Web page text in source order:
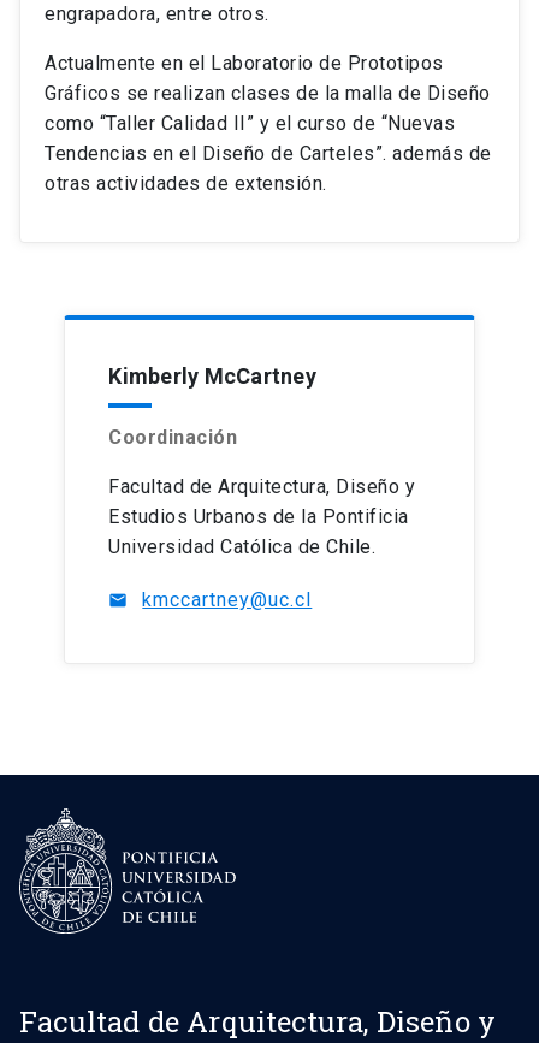
engrapadora, entre otros.
Actualmente en el Laboratorio de Prototipos
Gráficos se realizan clases de la malla de Diseño
como “Taller Calidad II” y el curso de “Nuevas
Tendencias en el Diseño de Carteles”. además de
otras actividades de extensión.
Kimberly McCartney
Coordinación
Facultad de Arquitectura, Diseño y
Estudios Urbanos de la Pontificia
Universidad Católica de Chile.
mail kmccartney@uc.cl
Facultad de Arquitectura, Diseño y